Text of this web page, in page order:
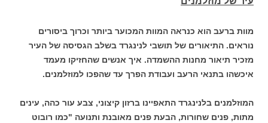
מוות ברעב הוא כנראה המוות המכוער ביותר וכרוך ביסורים
נוראים. התיאורים של תושבי לנינגרד בשלב הגסיסה של העיר
מזכיר תיאור מחנות ההשמדה. איך אנשים שהחזיקו מעמד
איכשהו בתנאי הרעב ועבודת הפרך עד שהפכו למוזלמנים.
המוזלמנים בלנינגרד התאפיינו ברזון קיצוני, צבע עור כהה, עינים
מתות, פנים שחורות, הבעת פנים מאובנת ותנועה "כמו רובוט